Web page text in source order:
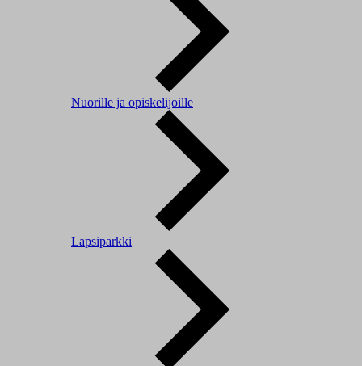
Nuorille ja opiskelijoille
Lapsiparkki